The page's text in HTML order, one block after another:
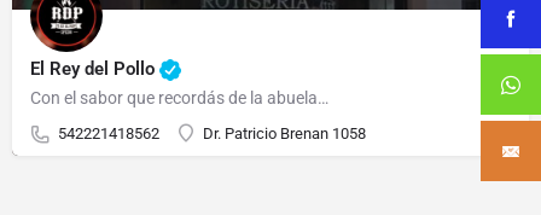
El Rey del Pollo
Con el sabor que recordás de la abuela…
542221418562 Dr. Patricio Brenan 1058